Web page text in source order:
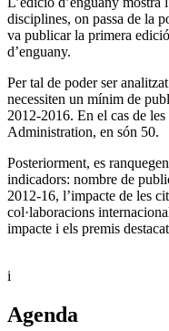
disciplines, on passa de la
va publicar la primera
d’enguany.
Per tal de poder ser
necessiten un mínim de
2012-2016. En el cas de
Administration, en són 50.
Posteriorment, es
indicadors: nombre de
2012-16, l’impacte de les
col·laboracions
impacte i els premis
i
Agenda